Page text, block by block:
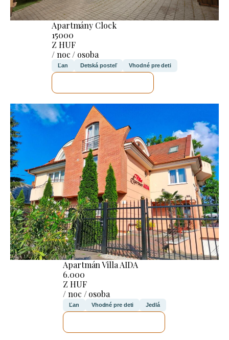
Apartmány Clock
15000
Z HUF
/ noc / osoba
Ľan Detská posteľ Vhodné pre deti
Apartmán Villa AIDA
6.000
Z HUF
/ noc / osoba
Ľan Vhodné pre deti Jedlá